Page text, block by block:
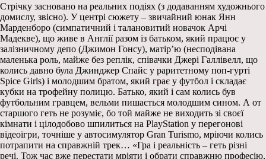
Стрічку засновано на реальних подіях (з додаванням художнього
домислу, звісно). У центрі сюжету – звичайний юнак Янн
Марденборо (симпатичний і талановитий новачок Арчі
Мадекве), що живе в Англії разом із батьком, який працює у
залізничному депо (Джимон Гонсу), матір’ю (несподівана
маленька роль, майже без реплік, співачки Джері Галлівелл, що
колись давно була Джинджер Спайс у раритетному поп-гурті
Spice Girls) і молодшим братом, який грає у футбол і складає
кубки на трофейну полицю. Батько, який і сам колись був
футбольним гравцем, вельми пишається молодшим сином. А от
старшого геть не розуміє, бо той майже не виходить зі своєї
кімнати і цілодобово шпилиться на PlayStation у перегонові
відеоігри, точніше у автосимулятор Gran Turismo, мріючи колись
потрапити на справжній трек… «Гра і реальність – геть різні
речі. Тож час вже перестати мріяти і обрати справжню професію,